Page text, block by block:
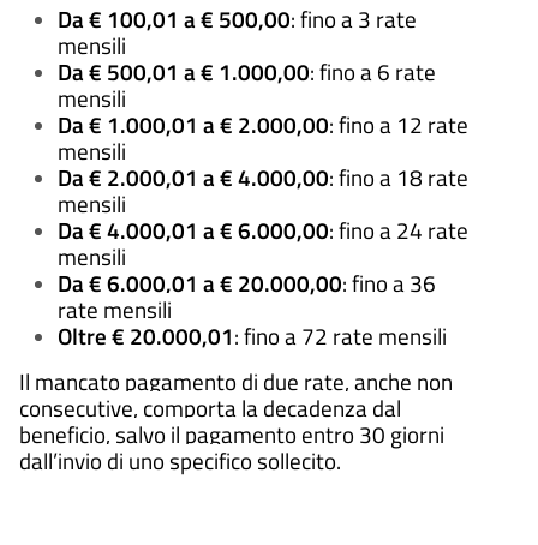
Da € 100,01 a € 500,00: fino a 3 rate
mensili
Da € 500,01 a € 1.000,00: fino a 6 rate
mensili
Da € 1.000,01 a € 2.000,00: fino a 12 rate
mensili
Da € 2.000,01 a € 4.000,00: fino a 18 rate
mensili
Da € 4.000,01 a € 6.000,00: fino a 24 rate
mensili
Da € 6.000,01 a € 20.000,00: fino a 36
rate mensili
Oltre € 20.000,01: fino a 72 rate mensili
Il mancato pagamento di due rate, anche non
consecutive, comporta la decadenza dal
beneficio, salvo il pagamento entro 30 giorni
dall’invio di uno specifico sollecito.